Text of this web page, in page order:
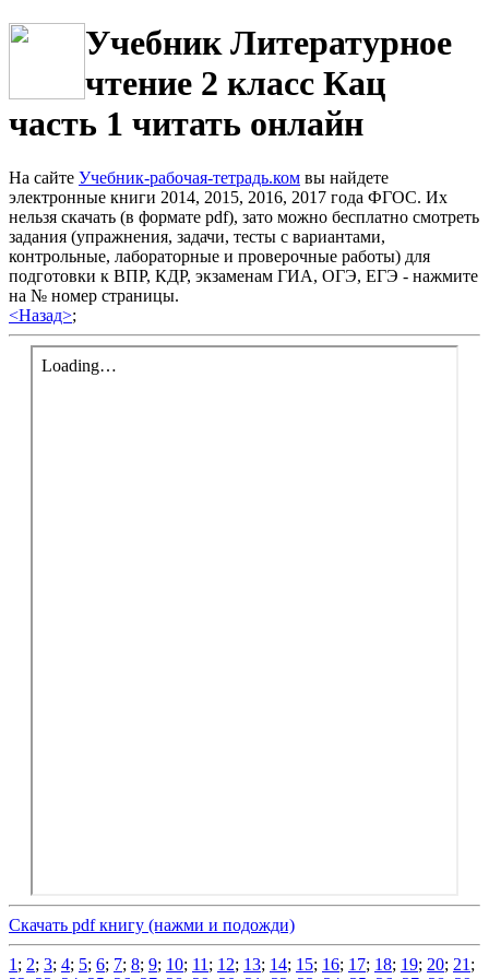
Учебник Литературное
чтение 2 класс Кац
часть 1 читать онлайн
На сайте Учебник-рабочая-тетрадь.ком вы найдете
электронные книги 2014, 2015, 2016, 2017 года ФГОС. Их
нельзя скачать (в формате pdf), зато можно бесплатно смотреть
задания (упражнения, задачи, тесты с вариантами,
контрольные, лабораторные и проверочные работы) для
подготовки к ВПР, КДР, экзаменам ГИА, ОГЭ, ЕГЭ - нажмите
на № номер страницы.
<Назад>;
Скачать pdf книгу (нажми и подожди)
1 ; 2; 3; 4; 5; 6; 7; 8; 9; 10; 11 ; 12; 13; 14; 15; 16; 17; 18; 19; 20; 21 ;